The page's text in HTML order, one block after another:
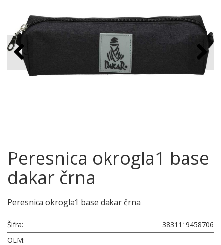
Peresnica okrogla1 base
dakar črna
Peresnica okrogla1 base dakar črna
Šifra:
3831119458706
OEM: